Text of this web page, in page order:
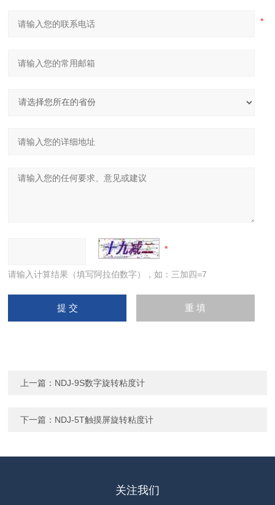
请输入计算结果（填写阿拉伯数字），如：三加四=7
上一篇： NDJ-9S数字旋转粘度计
下一篇： NDJ-5T触摸屏旋转粘度计
关注我们